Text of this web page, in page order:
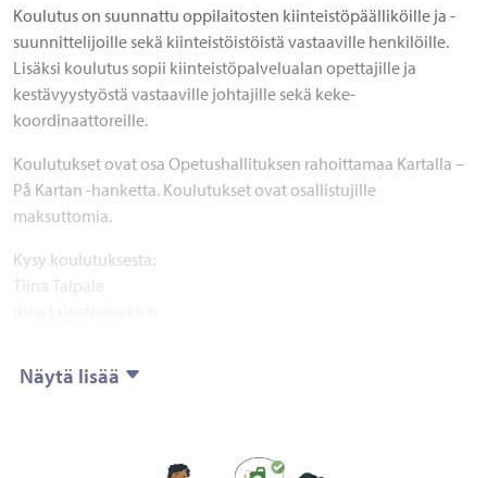
Koulutus on suunnattu oppilaitosten kiinteistöpäälliköille ja -
suunnittelijoille sekä kiinteistöistöistä vastaaville henkilöille.
Lisäksi koulutus sopii kiinteistöpalvelualan opettajille ja
kestävyystyöstä vastaaville johtajille sekä keke-
koordinaattoreille.
Koulutukset ovat osa Opetushallituksen rahoittamaa Kartalla –
På Kartan -hanketta. Koulutukset ovat osallistujille
maksuttomia.
Kysy koulutuksesta:
Tiina Taipale
Näytä lisää